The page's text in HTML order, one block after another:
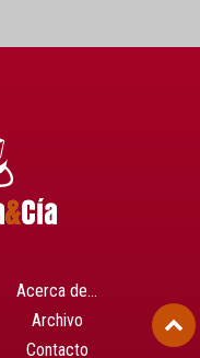
Acerca de…
Archivo
Contacto